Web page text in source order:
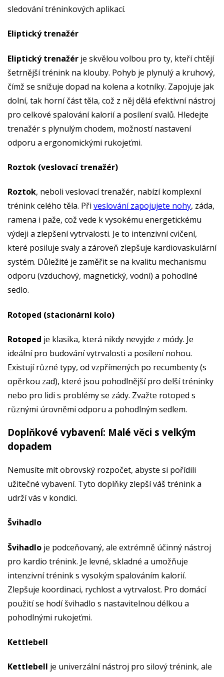
sledování tréninkových aplikací.
Eliptický trenažér
Eliptický trenažér je skvělou volbou pro ty, kteří chtějí
šetrnější trénink na klouby. Pohyb je plynulý a kruhový,
čímž se snižuje dopad na kolena a kotníky. Zapojuje jak
dolní, tak horní část těla, což z něj dělá efektivní nástroj
pro celkové spalování kalorií a posílení svalů. Hledejte
trenažér s plynulým chodem, možností nastavení
odporu a ergonomickými rukojeťmi.
Roztok (veslovací trenažér)
Roztok, neboli veslovací trenažér, nabízí komplexní
trénink celého těla. Při veslování zapojujete nohy, záda,
ramena i paže, což vede k vysokému energetickému
výdeji a zlepšení vytrvalosti. Je to intenzivní cvičení,
které posiluje svaly a zároveň zlepšuje kardiovaskulární
systém. Důležité je zaměřit se na kvalitu mechanismu
odporu (vzduchový, magnetický, vodní) a pohodlné
sedlo.
Rotoped (stacionární kolo)
Rotoped je klasika, která nikdy nevyjde z módy. Je
ideální pro budování vytrvalosti a posílení nohou.
Existují různé typy, od vzpřímených po recumbenty (s
opěrkou zad), které jsou pohodlnější pro delší tréninky
nebo pro lidi s problémy se zády. Zvažte rotoped s
různými úrovněmi odporu a pohodlným sedlem.
Doplňkové vybavení: Malé věci s velkým
dopadem
Nemusíte mít obrovský rozpočet, abyste si pořídili
užitečné vybavení. Tyto doplňky zlepší váš trénink a
udrží vás v kondici.
Švihadlo
Švihadlo je podceňovaný, ale extrémně účinný nástroj
pro kardio trénink. Je levné, skladné a umožňuje
intenzivní trénink s vysokým spalováním kalorií.
Zlepšuje koordinaci, rychlost a vytrvalost. Pro domácí
použití se hodí švihadlo s nastavitelnou délkou a
pohodlnými rukojeťmi.
Kettlebell
Kettlebell je univerzální nástroj pro silový trénink, ale